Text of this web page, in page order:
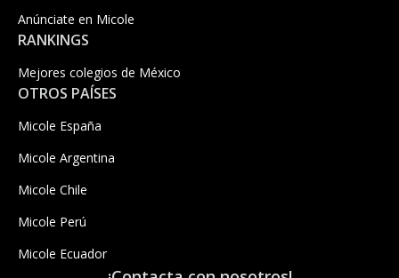
Anúnciate en Micole
RANKINGS
Mejores colegios de México
OTROS PAÍSES
Micole España
Micole Argentina
Micole Chile
Micole Perú
Micole Ecuador